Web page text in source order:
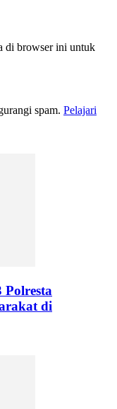
di browser ini untuk
spam. Pelajari
Polresta
di